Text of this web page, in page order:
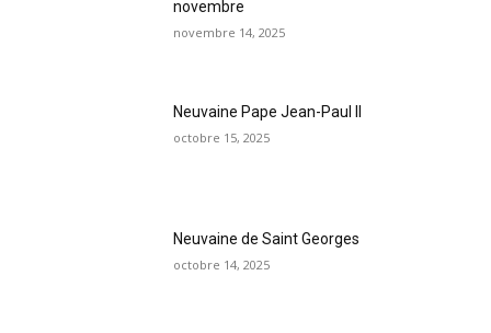
novembre
novembre 14, 2025
Neuvaine Pape Jean-Paul II
octobre 15, 2025
Neuvaine de Saint Georges
octobre 14, 2025